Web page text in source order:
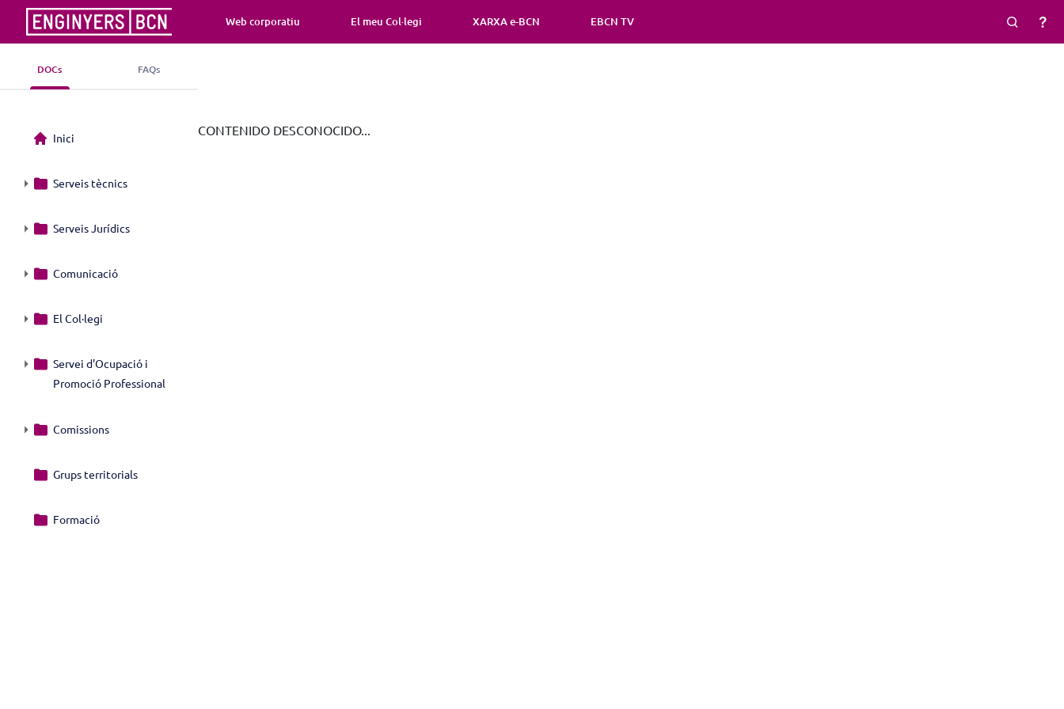
DOCs FAQs
Inici
Serveis tècnics
Serveis Jurídics
Comunicació
El Col·legi
Servei d'Ocupació i
Promoció Professional
Comissions
Grups territorials
Formació
Web corporatiu El meu Col·legi XARXA e-BCN EBCN TV
CONTENIDO DESCONOCIDO...